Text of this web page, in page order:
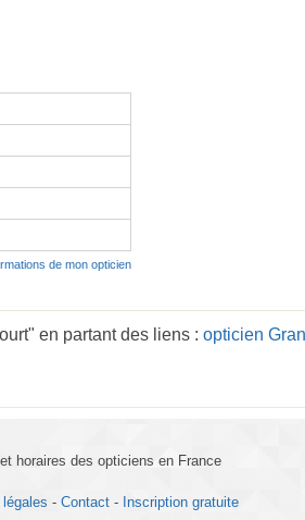
de mon opticien
en partant des liens : opticien
horaires des opticiens en France
- Contact - Inscription gratuite